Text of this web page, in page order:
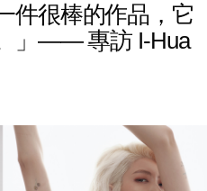
件很棒的作品，它
」—— 專訪 I-Hua